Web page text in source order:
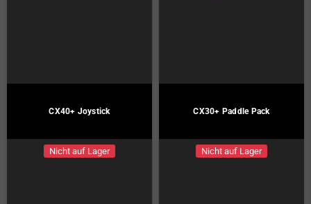
CX40+ Joystick
Nicht auf Lager
CX30+ Paddle Pack
Nicht auf Lager